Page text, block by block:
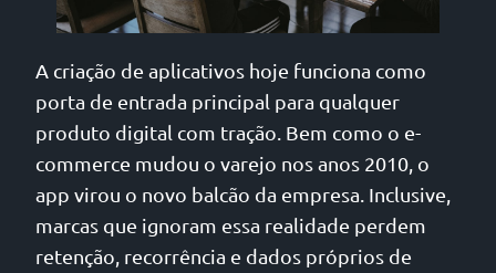
A criação de aplicativos hoje funciona como
porta de entrada principal para qualquer
produto digital com tração. Bem como o e-
commerce mudou o varejo nos anos 2010, o
app virou o novo balcão da empresa. Inclusive,
marcas que ignoram essa realidade perdem
retenção, recorrência e dados próprios de